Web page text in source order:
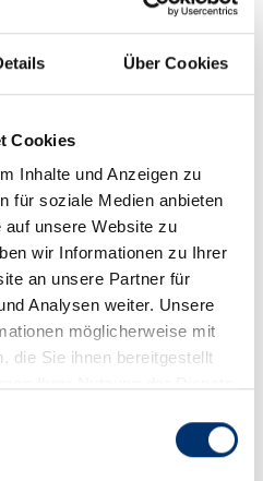
Über Cookies
Cookies
Inhalte und Anzeigen zu
für soziale Medien anbieten
unsere Website zu
wir Informationen zu Ihrer
an unsere Partner für
Analysen weiter. Unsere
möglicherweise mit
die Sie ihnen bereitgestellt
vereinfacht den Prozess
und spart Papier. Wir
EANCOM / INVOIC
Wegfall von Porto und
Transparenz bei der
durch